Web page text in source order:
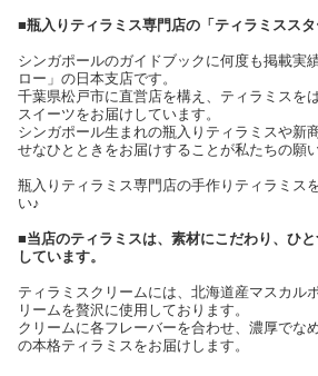
■瓶入りティラミス専門店の「ティラミススタ
シンガポールのガイドブックに何度も掲載実
ロー」の日本支店です。
千葉県松戸市に直営店を構え、ティラミスを
スイーツをお届けしています。
シンガポール生まれの瓶入りティラミスや新
せなひとときをお届けすることが私たちの願い
瓶入りティラミス専門店の手作りティラミス
い♪
■当店のティラミスは、素材にこだわり、ひ
しています。
ティラミスクリームには、北海道産マスカル
リームを贅沢に使用しております。
クリームに各フレーバーを合わせ、濃厚でな
の本格ティラミスをお届けします。